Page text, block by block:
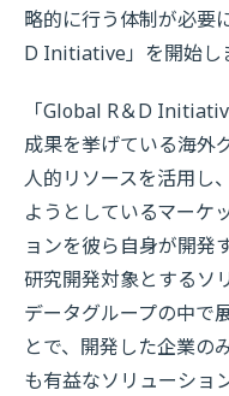
略的に行う体制が必要
D Initiative」を開始し
「Global R＆D
成果を挙げている海外
人的リソースを活用し
ようとしているマーケ
ョンを彼ら自身が開発
研究開発対象とするソ
データグループの中で
とで、開発した企業の
も有益なソリューショ